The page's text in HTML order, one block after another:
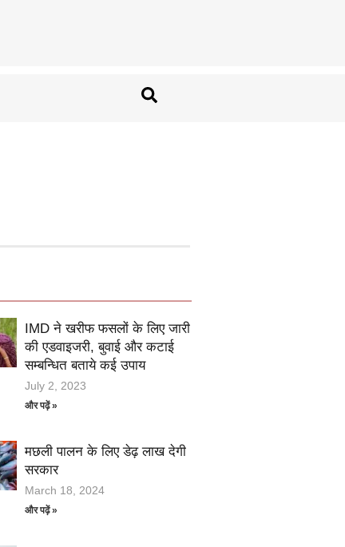
IMD ने खरीफ फसलों के लिए जारी
की एडवाइजरी, बुवाई और कटाई
सम्बन्धित बताये कई उपाय
July 2, 2023
और पढ़ें »
मछली पालन के लिए डेढ़ लाख देगी
सरकार
March 18, 2024
और पढ़ें »